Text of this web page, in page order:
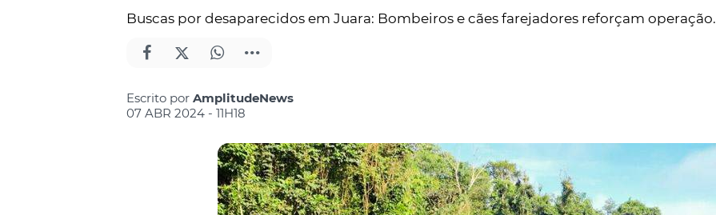
Buscas por desaparecidos em Juara: Bombeiros e cães farejadores reforçam operação.
Escrito por AmplitudeNews
07 ABR 2024 - 11H18